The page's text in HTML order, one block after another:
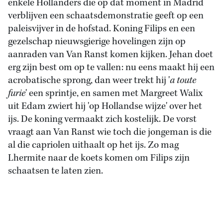
enkele Hollanders die op dat moment in Madrid
verblijven een schaatsdemonstratie geeft op een
paleisvijver in de hofstad. Koning Filips en een
gezelschap nieuwsgierige hovelingen zijn op
aanraden van Van Ranst komen kijken. Jehan doet
erg zijn best om op te vallen: nu eens maakt hij een
acrobatische sprong, dan weer trekt hij 'a toute
furie' een sprintje, en samen met Margreet Walix
uit Edam zwiert hij 'op Hollandse wijze' over het
ijs. De koning vermaakt zich kostelijk. De vorst
vraagt aan Van Ranst wie toch die jongeman is die
al die capriolen uithaalt op het ijs. Zo mag
Lhermite naar de koets komen om Filips zijn
schaatsen te laten zien.